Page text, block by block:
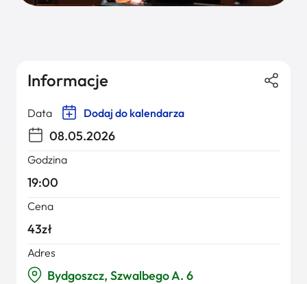
Informacje
Data Dodaj do kalendarza
08.05.2026
Godzina
19:00
Cena
43zł
Adres
Bydgoszcz, Szwalbego A. 6